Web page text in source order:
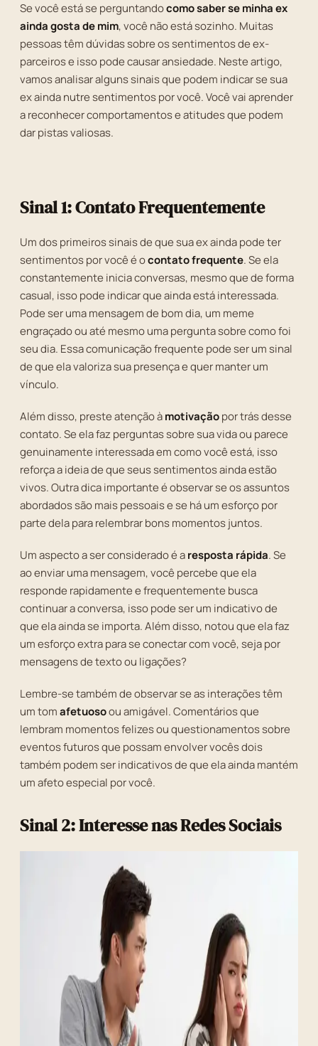
Se você está se perguntandocomo saber se minha ex
ainda gosta de mim, você não está sozinho. Muitas
pessoas têm dúvidas sobre os sentimentos de ex-
parceiros e isso pode causar ansiedade. Neste artigo,
vamos analisar alguns sinais que podem indicar se sua
ex ainda nutre sentimentos por você. Você vai aprender
a reconhecer comportamentos e atitudes que podem
dar pistas valiosas.
Sinal 1: Contato Frequentemente
Um dos primeiros sinais de que sua ex ainda pode ter
sentimentos por você é ocontato frequente. Se ela
constantemente inicia conversas, mesmo que de forma
casual, isso pode indicar que ainda está interessada.
Pode ser uma mensagem de bom dia, um meme
engraçado ou até mesmo uma pergunta sobre como foi
seu dia. Essa comunicação frequente pode ser um sinal
de que ela valoriza sua presença e quer manter um
vínculo.
Além disso, preste atenção àmotivaçãopor trás desse
contato. Se ela faz perguntas sobre sua vida ou parece
genuinamente interessada em como você está, isso
reforça a ideia de que seus sentimentos ainda estão
vivos. Outra dica importante é observar se os assuntos
abordados são mais pessoais e se há um esforço por
parte dela para relembrar bons momentos juntos.
Um aspecto a ser considerado é aresposta rápida. Se
ao enviar uma mensagem, você percebe que ela
responde rapidamente e frequentemente busca
continuar a conversa, isso pode ser um indicativo de
que ela ainda se importa. Além disso, notou que ela faz
um esforço extra para se conectar com você, seja por
mensagens de texto ou ligações?
Lembre-se também de observar se as interações têm
um tomafetuosoou amigável. Comentários que
lembram momentos felizes ou questionamentos sobre
eventos futuros que possam envolver vocês dois
também podem ser indicativos de que ela ainda mantém
um afeto especial por você.
Sinal 2: Interesse nas Redes Sociais